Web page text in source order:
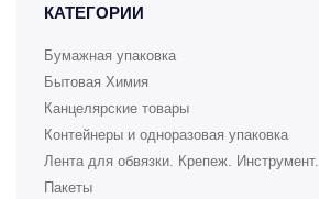
КАТЕГОРИИ
Бумажная упаковка
Бытовая Химия
Канцелярские товары
Контейнеры и одноразовая упаковка
Лента для обвязки. Крепеж. Инструмент.
Пакеты